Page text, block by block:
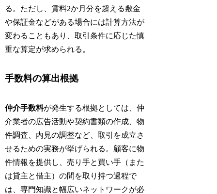
る。ただし、賃料2か月分を超える敷金
や保証金などがある場合には計算方法が
変わることもあり、取引条件に応じた慎
重な算定が求められる。
手数料の算出根拠
仲介手数料が発生する根拠としては、仲
介業者の広告活動や契約書類の作成、物
件調査、内見の調整など、取引を成立さ
せるための実務が挙げられる。顧客に物
件情報を提供し、売り手と買い手（また
は貸主と借主）の間を取り持つ過程で
は、専門知識と幅広いネットワークが必